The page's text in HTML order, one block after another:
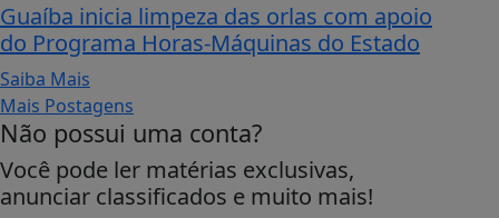
Guaíba inicia limpeza das orlas com apoio
do Programa Horas-Máquinas do Estado
Saiba Mais
Mais Postagens
Não possui uma conta?
Você pode ler matérias exclusivas,
anunciar classificados e muito mais!